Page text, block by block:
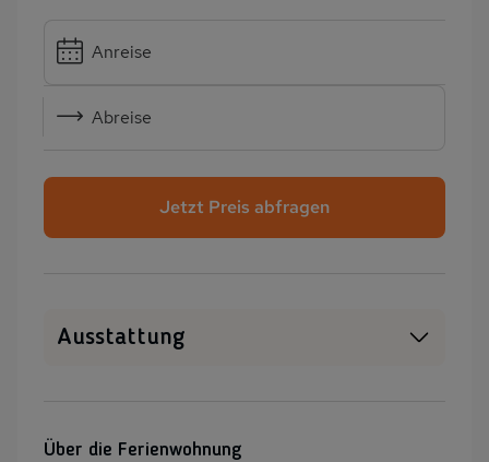
Anreise
Abreise
Jetzt Preis abfragen
Ausstattung
Über die Ferienwohnung